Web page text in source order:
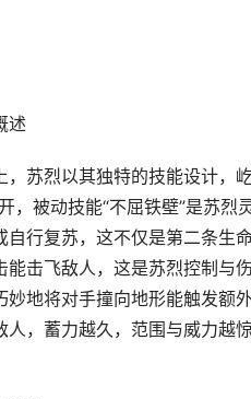
述
，苏烈以其独特的技能设计，
，被动技能“不屈铁壁”是苏
自行复苏，这不仅是第二条生
能击飞敌人，这是苏烈控制与
妙地将对手撞向地形能触发额
人，蓄力越久，范围与威力越